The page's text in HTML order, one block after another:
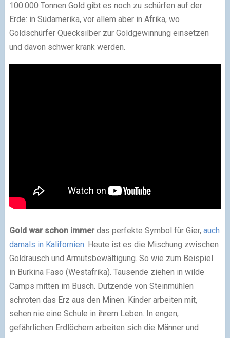
100.000 Tonnen Gold gibt es noch zu schürfen auf der
Erde: in Südamerika, vor allem aber in Afrika, wo
Goldschürfer Quecksilber zur Goldgewinnung einsetzen
und davon schwer krank werden.
Gold war schon immerdas perfekte Symbol für Gier, auch
damals in Kalifornien. Heute ist es die Mischung zwischen
Goldrausch und Armutsbewältigung. So wie zum Beispiel
in Burkina Faso (Westafrika). Tausende ziehen in wilde
Camps mitten im Busch. Dutzende von Steinmühlen
schroten das Erz aus den Minen. Kinder arbeiten mit,
sehen nie eine Schule in ihrem Leben. In engen,
gefährlichen Erdlöchern arbeiten sich die Männer und